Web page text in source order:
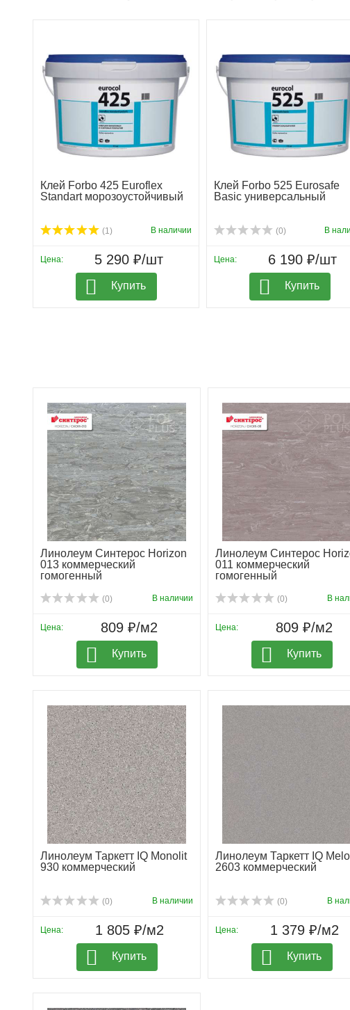
Клей Forbo 425 Euroflex
Standart морозоустойчивый
(1) В наличии
Цена: 5 290 ₽/шт
Купить
Клей Forbo 525 Eurosafe
Basic универсальный
(0) В
Цена: 6 190 ₽/шт
Купить
Линолеум Синтерос Horizon
013 коммерческий
гомогенный
(0) В наличии
Цена: 809 ₽/м2
Купить
Линолеум Синтерос
011 коммерческий
гомогенный
(0) В
Цена: 809 ₽/м2
Купить
Линолеум Таркетт IQ Monolit
930 коммерческий
(0) В наличии
Цена: 1 805 ₽/м2
Купить
Линолеум Таркетт IQ
2603 коммерческий
(0) В
Цена: 1 379 ₽/м2
Купить